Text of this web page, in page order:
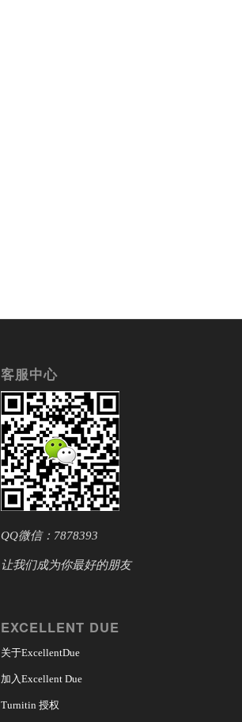
客服中心
QQ微信：7878393
让我们成为你最好的朋友
EXCELLENT DUE
关于ExcellentDue
加入Excellent Due
Turnitin 授权